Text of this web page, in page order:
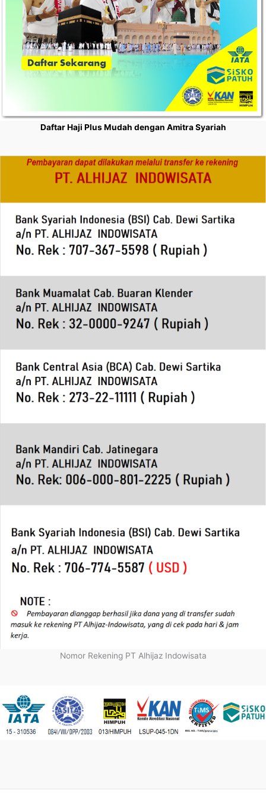
Daftar Haji Plus Mudah dengan Amitra Syariah
Nomor Rekening PT Alhijaz Indowisata